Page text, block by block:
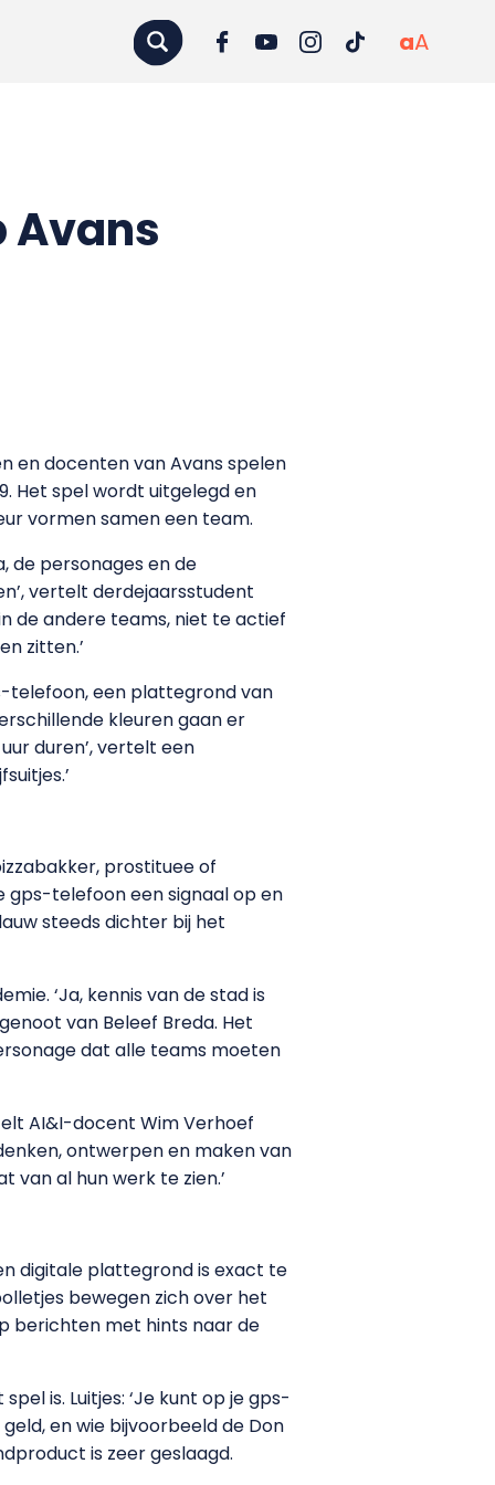
aA
Avans
en docenten van Avans spelen
Het spel wordt uitgelegd en
vormen samen een team.
de personages en de
vertelt derdejaarsstudent
de andere teams, niet te actief
zitten.’
telefoon, een plattegrond van
kleuren gaan er
duren’, vertelt een
prostituee of
gps-telefoon een signaal op en
steeds dichter bij het
‘Ja, kennis van de stad is
van Beleef Breda. Het
dat alle teams moeten
AI&I-docent Wim Verhoef
ontwerpen en maken van
al hun werk te zien.’
digitale plattegrond is exact te
bewegen zich over het
berichten met hints naar de
is. Luitjes: ‘Je kunt op je gps-
en wie bijvoorbeeld de Don
is zeer geslaagd.